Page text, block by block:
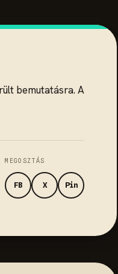
bemutatásra. A
MEGOSZTÁS
FB X Pin